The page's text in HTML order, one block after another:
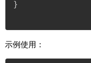
}
示例使用 ：